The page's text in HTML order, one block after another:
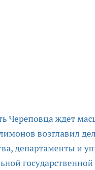
Череповца ждет
возглавил
департаменты и
государственной